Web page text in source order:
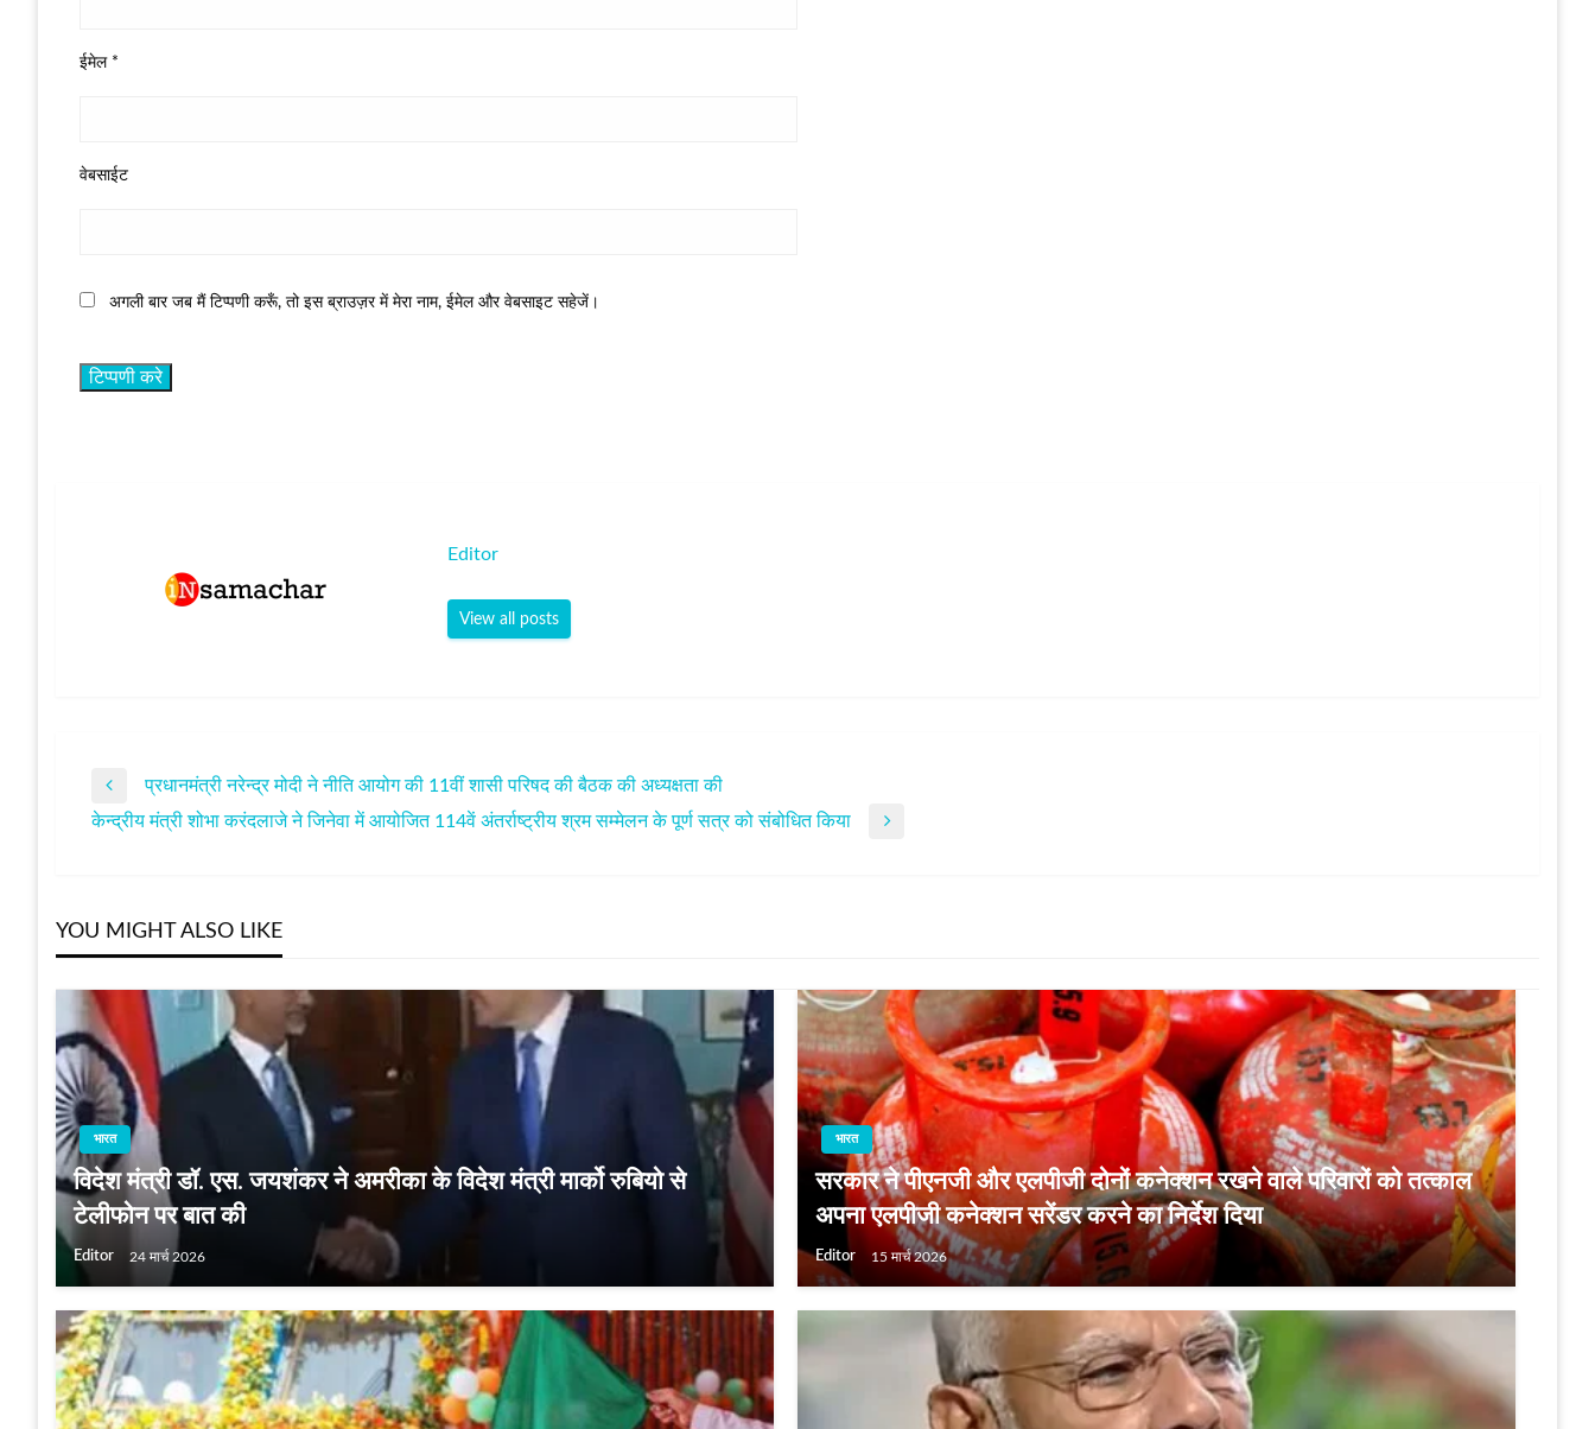
ईमेल *
वेबसाईट
अगली बार जब मैं टिप्पणी करूँ, तो इस ब्राउज़र में मेरा नाम, ईमेल और वेबसाइट सहेजें।
Editor
View all posts
पोस्ट
Previous
Post
प्रधानमंत्री नरेन्द्र मोदी ने नीति आयोग की 11वीं शासी परिषद की बैठक की अध्यक्षता की
Next
केन्‍द्रीय मंत्री शोभा करंदलाजे ने जिनेवा में आयोजित 114वें अंतर्राष्ट्रीय श्रम सम्मेलन के पूर्ण सत्र को संबोधित किया
YOU MIGHT ALSO LIKE
भारत
विदेश मंत्री डॉ. एस. जयशंकर ने अमरीका के विदेश मंत्री मार्को रुबियो से
टेलीफोन पर बात की
Editor 24 मार्च 2026
भारत
सरकार ने पीएनजी और एलपीजी दोनों कनेक्शन रखने वाले परिवारों को तत्काल
अपना एलपीजी कनेक्शन सरेंडर करने का निर्देश दिया
Editor 15 मार्च 2026